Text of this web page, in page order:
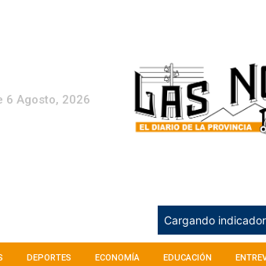
6 Agosto, 2026
Cargando
DEPORTES ECONOMÍA EDUCACIÓN